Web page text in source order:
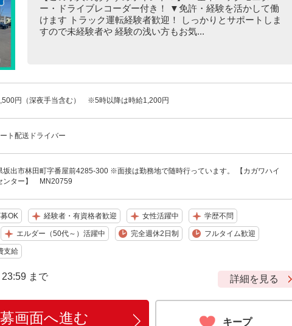
ー・ドライブレコーダー付き！ ▼免許・経験を活かして働
けます トラック運転経験者歓迎！ しっかりとサポートしま
すので未経験者や 経験の浅い方もお気...
円（深夜手当含む） ※5時以降は時給1,200円
ト配送ドライバー
坂出市林田町字番屋前4285-300 ※面接は勤務地で随時行っています。 【カガワハイ
ンター】 MN20759
OK 経験者・有資格者歓迎 女性活躍中 学歴不問
エルダー（50代～）活躍中 完全週休2日制 フルタイム歓迎
支給
まで 詳細を見る
画面へ進む キープ